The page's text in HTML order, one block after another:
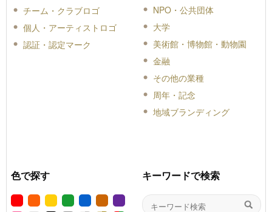
チーム・クラブロゴ
個人・アーティストロゴ
認証・認定マーク
NPO・公共団体
大学
美術館・博物館・動物園
金融
その他の業種
周年・記念
地域ブランディング
色で探す キーワードで検索